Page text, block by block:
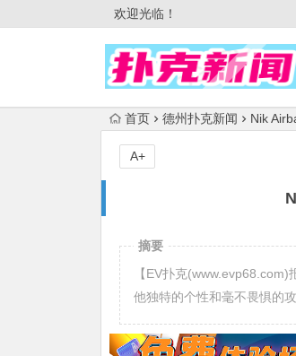
欢迎光临！
首页 德州扑克新闻 Nik
A+
摘要
【EV扑克
他独特的个性和毫不畏惧的